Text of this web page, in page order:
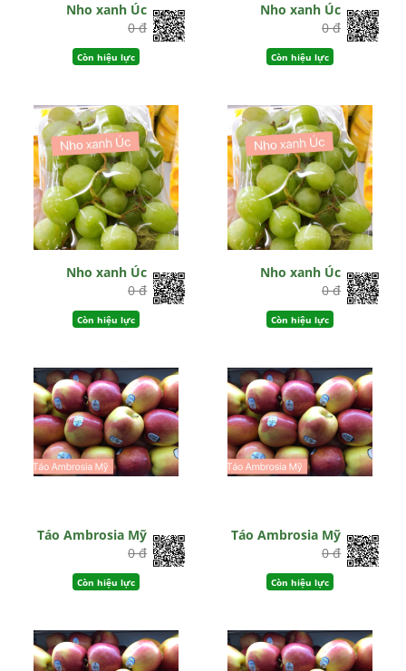
Nho xanh Úc
0 đ
Còn hiệu lực
Nho xanh Úc
0 đ
Còn hiệu lực
Nho xanh Úc
0 đ
Còn hiệu lực
Nho xanh Úc
0 đ
Còn hiệu lực
Táo Ambrosia Mỹ
0 đ
Còn hiệu lực
Táo Ambrosia Mỹ
0 đ
Còn hiệu lực